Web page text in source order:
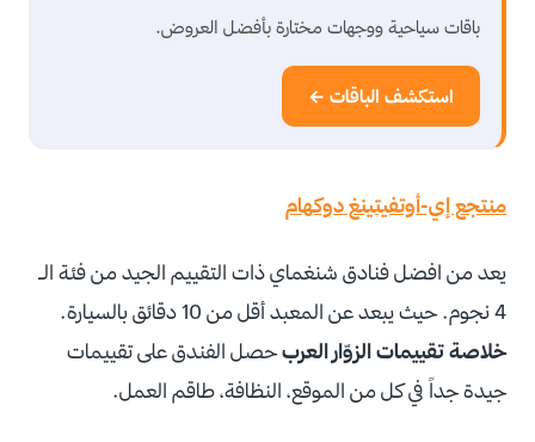
باقات سياحية ووجهات مختارة بأفضل العروض.
استكشف الباقات ←
منتجع إي-أوتفيتينغ دوكهام
يعد من افضل فنادق شنغماي ذات التقييم الجيد من فئة الـ
4 نجوم. حيث يبعد عن المعبد أقل من 10 دقائق بالسيارة.
خلاصة تقييمات الزوّار العربحصل الفندق على تقييمات
جيدة جداً في كل من الموقع، النظافة، طاقم العمل.